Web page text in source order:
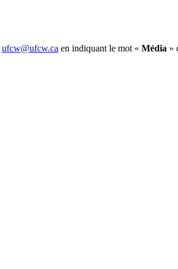
ufcw@ufcw.ca en indiquant le mot « Média »